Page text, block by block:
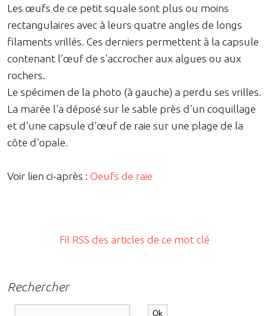
Les œufs de ce petit squale sont plus ou moins
rectangulaires avec à leurs quatre angles de longs
filaments vrillés. Ces derniers permettent à la capsule
contenant l’œuf de s'accrocher aux algues ou aux
rochers.
Le spécimen de la photo (à gauche) a perdu ses vrilles.
La marée l'a déposé sur le sable près d'un coquillage
et d'une capsule d’œuf de raie sur une plage de la
côte d'opale.
Voir lien ci-après : Oeufs de raie
Fil RSS des articles de ce mot clé
Rechercher